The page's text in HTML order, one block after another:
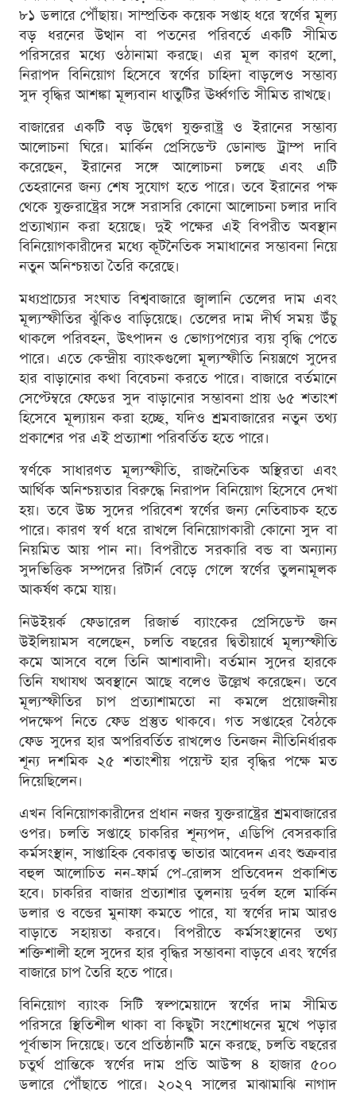
৮১ ডলারে পৌঁছায়। সাম্প্রতিক কয়েক সপ্তাহ ধরে স্বর্ণের মূল্য
বড় ধরনের উত্থান বা পতনের পরিবর্তে একটি সীমিত
পরিসরের মধ্যে ওঠানামা করছে। এর মূল কারণ হলো,
নিরাপদ বিনিয়োগ হিসেবে স্বর্ণের চাহিদা বাড়লেও সম্ভাব্য
সুদ বৃদ্ধির আশঙ্কা মূল্যবান ধাতুটির ঊর্ধ্বগতি সীমিত রাখছে।
বাজারের একটি বড় উদ্বেগ যুক্তরাষ্ট্র ও ইরানের সম্ভাব্য
আলোচনা ঘিরে। মার্কিন প্রেসিডেন্ট ডোনাল্ড ট্রাম্প দাবি
করেছেন, ইরানের সঙ্গে আলোচনা চলছে এবং এটি
তেহরানের জন্য শেষ সুযোগ হতে পারে। তবে ইরানের পক্ষ
থেকে যুক্তরাষ্ট্রের সঙ্গে সরাসরি কোনো আলোচনা চলার দাবি
প্রত্যাখ্যান করা হয়েছে। দুই পক্ষের এই বিপরীত অবস্থান
বিনিয়োগকারীদের মধ্যে কূটনৈতিক সমাধানের সম্ভাবনা নিয়ে
নতুন অনিশ্চয়তা তৈরি করেছে।
মধ্যপ্রাচ্যের সংঘাত বিশ্ববাজারে জ্বালানি তেলের দাম এবং
মূল্যস্ফীতির ঝুঁকিও বাড়িয়েছে। তেলের দাম দীর্ঘ সময় উঁচু
থাকলে পরিবহন, উৎপাদন ও ভোগ্যপণ্যের ব্যয় বৃদ্ধি পেতে
পারে। এতে কেন্দ্রীয় ব্যাংকগুলো মূল্যস্ফীতি নিয়ন্ত্রণে সুদের
হার বাড়ানোর কথা বিবেচনা করতে পারে। বাজারে বর্তমানে
সেপ্টেম্বরে ফেডের সুদ বাড়ানোর সম্ভাবনা প্রায় ৬৫ শতাংশ
হিসেবে মূল্যায়ন করা হচ্ছে, যদিও শ্রমবাজারের নতুন তথ্য
প্রকাশের পর এই প্রত্যাশা পরিবর্তিত হতে পারে।
স্বর্ণকে সাধারণত মূল্যস্ফীতি, রাজনৈতিক অস্থিরতা এবং
আর্থিক অনিশ্চয়তার বিরুদ্ধে নিরাপদ বিনিয়োগ হিসেবে দেখা
হয়। তবে উচ্চ সুদের পরিবেশ স্বর্ণের জন্য নেতিবাচক হতে
পারে। কারণ স্বর্ণ ধরে রাখলে বিনিয়োগকারী কোনো সুদ বা
নিয়মিত আয় পান না। বিপরীতে সরকারি বন্ড বা অন্যান্য
সুদভিত্তিক সম্পদের রিটার্ন বেড়ে গেলে স্বর্ণের তুলনামূলক
আকর্ষণ কমে যায়।
নিউইয়র্ক ফেডারেল রিজার্ভ ব্যাংকের প্রেসিডেন্ট জন
উইলিয়ামস বলেছেন, চলতি বছরের দ্বিতীয়ার্ধে মূল্যস্ফীতি
কমে আসবে বলে তিনি আশাবাদী। বর্তমান সুদের হারকে
তিনি যথাযথ অবস্থানে আছে বলেও উল্লেখ করেছেন। তবে
মূল্যস্ফীতির চাপ প্রত্যাশামতো না কমলে প্রয়োজনীয়
পদক্ষেপ নিতে ফেড প্রস্তুত থাকবে। গত সপ্তাহের বৈঠকে
ফেড সুদের হার অপরিবর্তিত রাখলেও তিনজন নীতিনির্ধারক
শূন্য দশমিক ২৫ শতাংশীয় পয়েন্ট হার বৃদ্ধির পক্ষে মত
দিয়েছিলেন।
এখন বিনিয়োগকারীদের প্রধান নজর যুক্তরাষ্ট্রের শ্রমবাজারের
ওপর। চলতি সপ্তাহে চাকরির শূন্যপদ, এডিপি বেসরকারি
কর্মসংস্থান, সাপ্তাহিক বেকারত্ব ভাতার আবেদন এবং শুক্রবার
বহুল আলোচিত নন-ফার্ম পে-রোলস প্রতিবেদন প্রকাশিত
হবে। চাকরির বাজার প্রত্যাশার তুলনায় দুর্বল হলে মার্কিন
ডলার ও বন্ডের মুনাফা কমতে পারে, যা স্বর্ণের দাম আরও
বাড়াতে সহায়তা করবে। বিপরীতে কর্মসংস্থানের তথ্য
শক্তিশালী হলে সুদের হার বৃদ্ধির সম্ভাবনা বাড়বে এবং স্বর্ণের
বাজারে চাপ তৈরি হতে পারে।
বিনিয়োগ ব্যাংক সিটি স্বল্পমেয়াদে স্বর্ণের দাম সীমিত
পরিসরে স্থিতিশীল থাকা বা কিছুটা সংশোধনের মুখে পড়ার
পূর্বাভাস দিয়েছে। তবে প্রতিষ্ঠানটি মনে করছে, চলতি বছরের
চতুর্থ প্রান্তিকে স্বর্ণের দাম প্রতি আউন্স ৪ হাজার ৫০০
ডলারে পৌঁছাতে পারে। ২০২৭ সালের মাঝামাঝি নাগাদ